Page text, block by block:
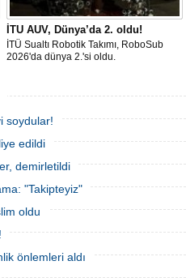
İTU AUV, Dünya’da 2. oldu!
İTÜ Sualtı Robotik Takımı, RoboSub
2026'da dünya 2.'si oldu.
soydular!
edildi
demirletildi
"Takipteyiz"
oldu
önlemleri aldı